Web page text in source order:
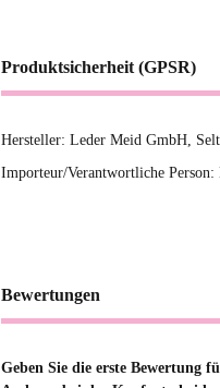
Produktsicherheit (GPSR)
Hersteller: Leder Meid GmbH,
Importeur/Verantwortliche
Bewertungen
Geben Sie die erste Bewertung